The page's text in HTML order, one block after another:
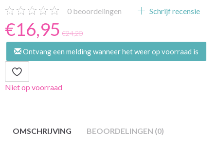
0 beoordelingen Schrijf recensie
€16,95 €24,20
Ontvang een melding wanneer het weer op voorraad is
Niet op voorraad
OMSCHRIJVING BEOORDELINGEN (0)